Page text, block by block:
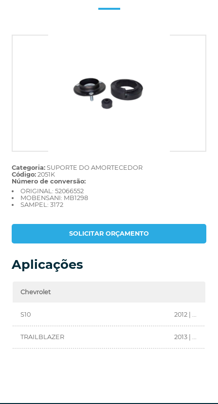
Categoria: SUPORTE DO AMORTECEDOR
Código: 2051K
Número de conversão:
ORIGINAL: 52066552
MOBENSANI: MB1298
SAMPEL: 3172
SOLICITAR ORÇAMENTO
Aplicações
Chevrolet
S10 2012 | ...
TRAILBLAZER 2013 | ...